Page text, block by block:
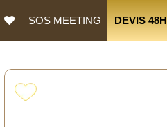
SOS MEETING DEVIS 48H